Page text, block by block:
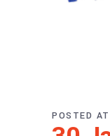
POSTED